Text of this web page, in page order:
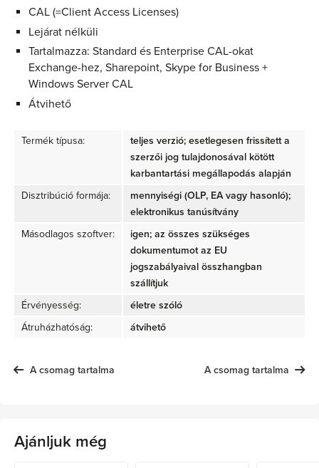
CAL (=Client Access Licenses)
Lejárat nélküli
Tartalmazza: Standard és Enterprise CAL-okat
Exchange-hez, Sharepoint, Skype for Business +
Windows Server CAL
Átvihető
Termék típusa:
teljes verzió; esetlegesen frissített a
szerzői jog tulajdonosával kötött
karbantartási megállapodás alapján
Disztribúció formája:
mennyiségi (OLP, EA vagy hasonló);
elektronikus tanúsítvány
Másodlagos szoftver:
igen; az összes szükséges
dokumentumot az EU
jogszabályaival összhangban
szállítjuk
Érvényesség:
életre szóló
Átruházhatóság:
átvihető
A csomag tartalma A csomag tartalma
Ajánljuk még